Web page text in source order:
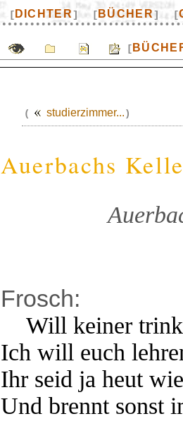
[ DICHTER] [ BÜCHER] [
[
( studierzimmer...)
Auerbachs
Frosch:
Will keiner
Ich will euch
Ihr seid ja heut
Und brennt sonst